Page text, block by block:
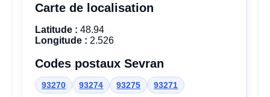
Carte de localisation
Latitude : 48.94
Longitude : 2.526
Codes postaux Sevran
93270 93274 93275 93271